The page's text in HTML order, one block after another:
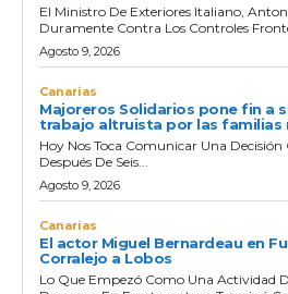
El Ministro De Exteriores Italiano,
Duramente Contra Los Controles
Agosto 9, 2026
Canarias
Majoreros Solidarios pone fin a
trabajo altruista por las familias
Hoy Nos Toca Comunicar Una Decisión
Después De Seis...
Agosto 9, 2026
Canarias
El actor Miguel Bernardeau en
Corralejo a Lobos
Lo Que Empezó Como Una Actividad